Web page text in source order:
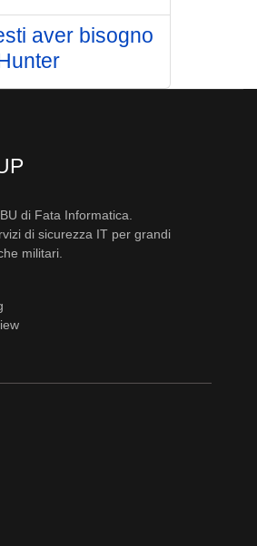
aver bisogno
di Fata Informatica.
di sicurezza IT per grandi
militari.